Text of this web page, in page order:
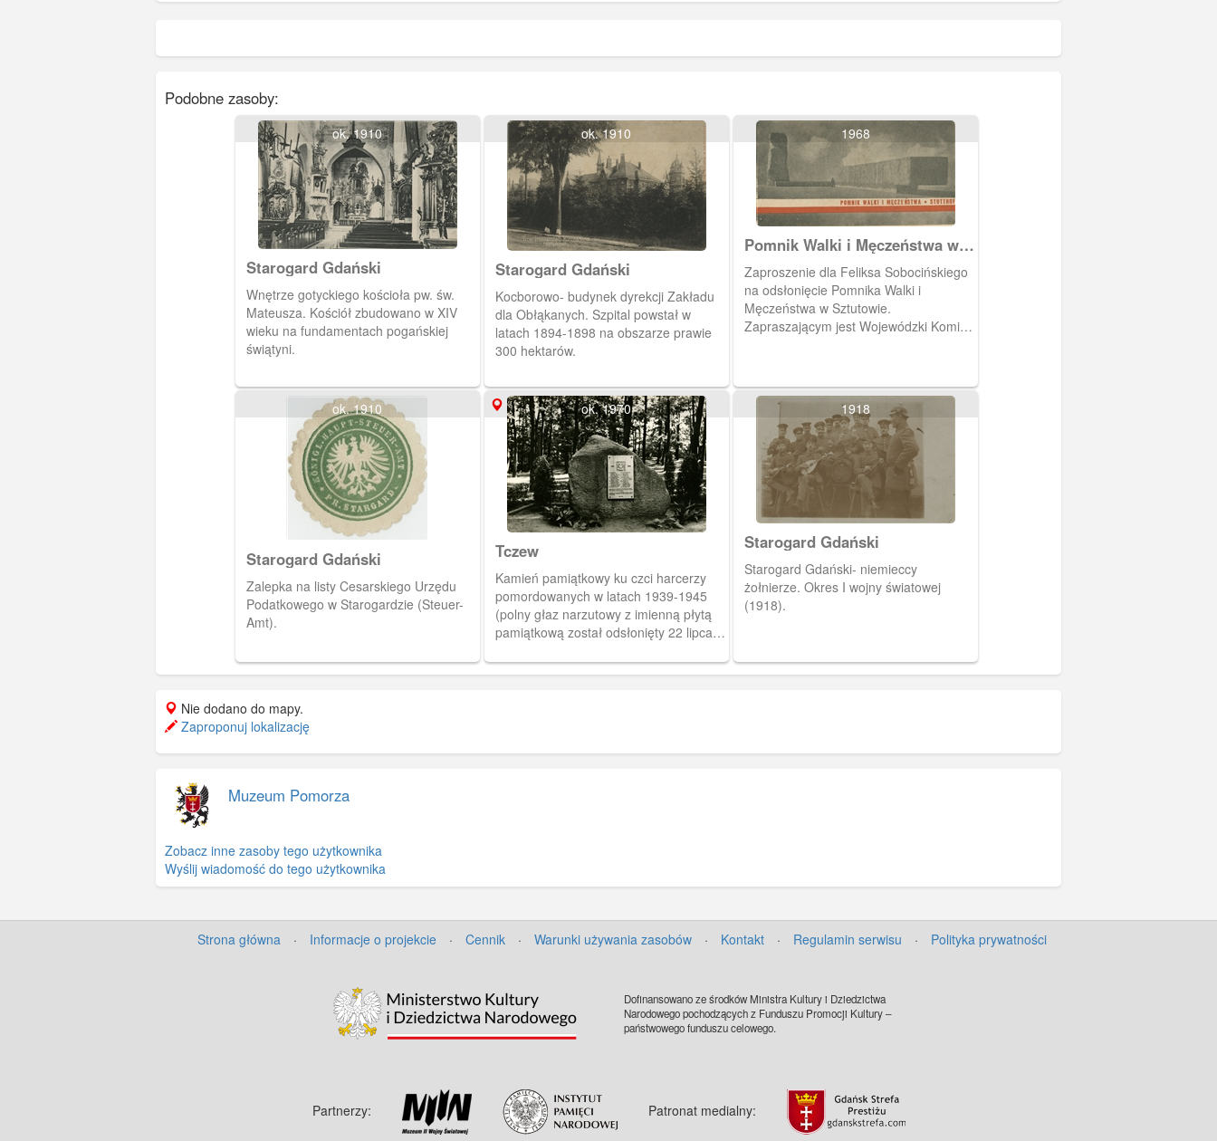
Podobne zasoby:
ok. 1910
Starogard Gdański
Wnętrze gotyckiego kościoła pw. św.
Mateusza. Kościół zbudowano w XIV
wieku na fundamentach pogańskiej
świątyni.
ok. 1910
Starogard Gdański
Kocborowo- budynek dyrekcji Zakładu
dla Obłąkanych. Szpital powstał w
latach 1894-1898 na obszarze prawie
300 hektarów.
1968
Pomnik Walki i Męczeństwa w
Sztutowie
Zaproszenie dla Feliksa Sobocińskiego
na odsłonięcie Pomnika Walki i
Męczeństwa w Sztutowie.
Zapraszającym jest Wojewódzki Komitet
Okręgu Związku Bojowników o Wolność
i Demokrację w Gdańsku. Odsłonięcie
odbyło się 12 maja 1968 r. Pomnik
składa się z dwóch części. Pionowa
symbolizuje walkę, a pozioma
męczeństwo.
ok. 1910
Starogard Gdański
Zalepka na listy Cesarskiego Urzędu
Podatkowego w Starogardzie (Steuer-
Amt).
ok. 1970
Tczew
Kamień pamiątkowy ku czci harcerzy
pomordowanych w latach 1939-1945
(polny głaz narzutowy z imienną płytą
pamiątkową został odsłonięty 22 lipca
Tczewa).
1918
Starogard Gdański
Starogard Gdański- niemieccy
żołnierze. Okres I wojny światowej
(1918).
Nie dodano do mapy.
Zaproponuj lokalizację
Muzeum Pomorza
Zobacz inne zasoby tego użytkownika
Wyślij wiadomość do tego użytkownika
Strona główna · Informacje o projekcie · Cennik · Warunki używania zasobów · Kontakt · Regulamin serwisu · Polityka prywatności
Dofinansowano ze środków Ministra Kultury i Dziedzictwa
Narodowego pochodzących z Funduszu Promocji Kultury –
państwowego funduszu celowego.
Partnerzy: Patronat medialny: